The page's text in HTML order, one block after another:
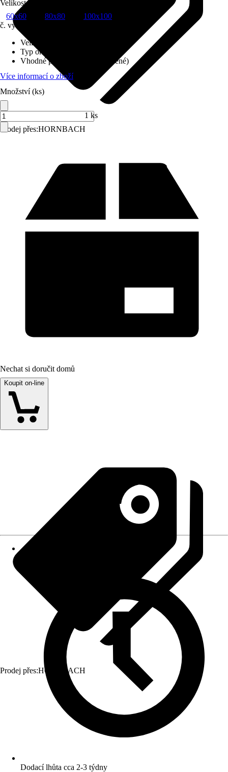
Prodej přes:HORNBACH
Velikost (šxv) v cm
60x60
80x80
100x100
č. výrobku
Velikost (šxv) v cm
Typ okna
Vhodné pro
Podkroví (vytápěné)
Více informací o zboží
Množství (ks)
1 ks
Nechat si doručit domů
Koupit on-line
Prodej přes:HORNBACH
Dodací lhůta cca 2-3 týdny